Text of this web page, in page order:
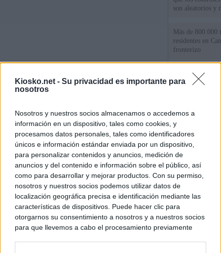
Kiosko.net - Su privacidad es importante para
nosotros
Nosotros y nuestros socios almacenamos o accedemos a
información en un dispositivo, tales como cookies, y
procesamos datos personales, tales como identificadores
únicos e información estándar enviada por un dispositivo,
para personalizar contenidos y anuncios, medición de
anuncios y del contenido e información sobre el público, así
como para desarrollar y mejorar productos. Con su permiso,
nosotros y nuestros socios podemos utilizar datos de
localización geográfica precisa e identificación mediante las
características de dispositivos. Puede hacer clic para
otorgarnos su consentimiento a nosotros y a nuestros socios
para que llevemos a cabo el procesamiento previamente
son aleatorios y
Más de 800.000
residentes en
fronterizo
Qué hay detrás
España por la
personas se
algo"
© Kiosko.net Aviso Legal Privacidad y Cookies